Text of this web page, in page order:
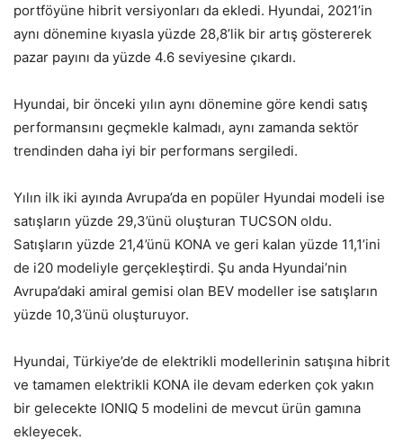
portföyüne hibrit versiyonları da ekledi. Hyundai, 2021’in
aynı dönemine kıyasla yüzde 28,8’lik bir artış göstererek
pazar payını da yüzde 4.6 seviyesine çıkardı.
Hyundai, bir önceki yılın aynı dönemine göre kendi satış
performansını geçmekle kalmadı, aynı zamanda sektör
trendinden daha iyi bir performans sergiledi.
Yılın ilk iki ayında Avrupa’da en popüler Hyundai modeli ise
satışların yüzde 29,3’ünü oluşturan TUCSON oldu.
Satışların yüzde 21,4’ünü KONA ve geri kalan yüzde 11,1’ini
de i20 modeliyle gerçekleştirdi. Şu anda Hyundai’nin
Avrupa’daki amiral gemisi olan BEV modeller ise satışların
yüzde 10,3’ünü oluşturuyor.
Hyundai, Türkiye’de de elektrikli modellerinin satışına hibrit
ve tamamen elektrikli KONA ile devam ederken çok yakın
bir gelecekte IONIQ 5 modelini de mevcut ürün gamına
ekleyecek.